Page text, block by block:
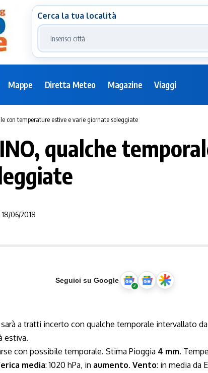
Cerca la tua località
Mappe Diretta Meteo Magazine Viaggi
con temperature estive e varie giornate soleggiate
qualche
18/06/2018
Seguici su Google
a tratti incerto con qualche temporale intervallato
estiva.
con possibile temporale. Stima Pioggia 4 mm.
media: 1020 hPa, in aumento. Vento: in media da